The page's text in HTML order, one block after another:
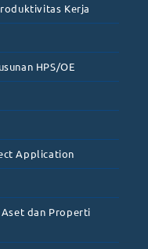
Kerja
HPS/OE
Application
dan Properti